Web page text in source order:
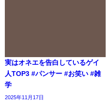
実はオネエを告白しているゲイ
人TOP3 #パンサー #お笑い #雑
学
2025年11月17日